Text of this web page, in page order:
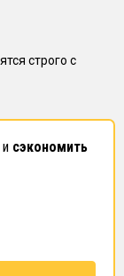
строго с
и сэкономить